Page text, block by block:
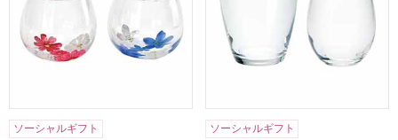
ソーシャルギフト ソーシャルギフト